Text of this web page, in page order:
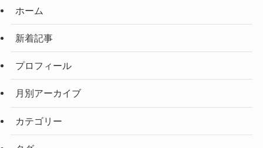
ホーム
新着記事
プロフィール
月別アーカイブ
カテゴリー